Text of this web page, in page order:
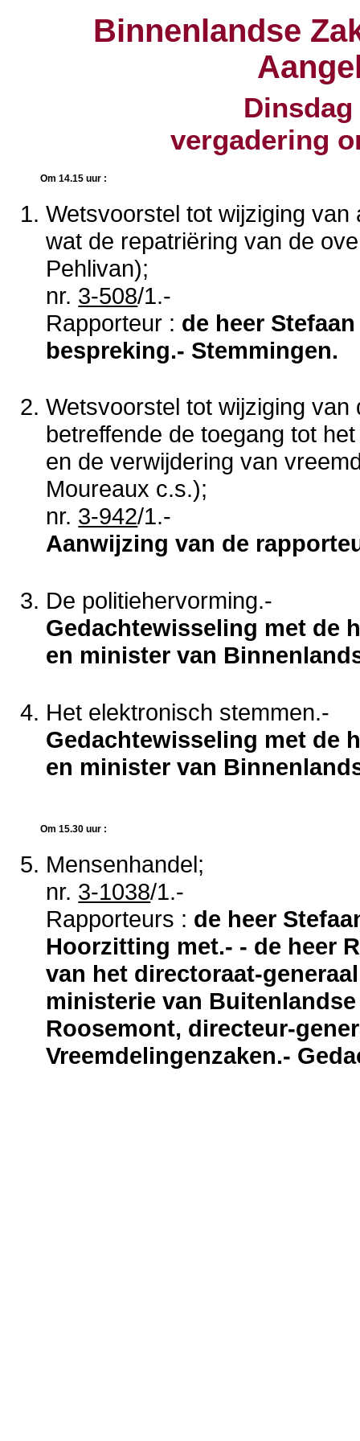
Binnenlandse
Dinsdag
vergadering
Om 14.15 uur :
Wetsvoorstel tot wijziging
wat de repatriëring van de
Pehlivan);
nr. 3-508/1.-
Rapporteur : de heer
bespreking.- Stemmingen.
Wetsvoorstel tot wijziging
betreffende de toegang tot
en de verwijdering van
Moureaux c.s.);
nr. 3-942/1.-
Aanwijzing van de
De politiehervorming.-
Gedachtewisseling met de
en minister van
Het elektronisch stemmen.-
Gedachtewisseling met de
en minister van
Om 15.30 uur :
Mensenhandel;
nr. 3-1038/1.-
Rapporteurs : de heer
Hoorzitting met.- - de heer
van het directoraat-
ministerie van
Roosemont, directeur-
Vreemdelingenzaken.-